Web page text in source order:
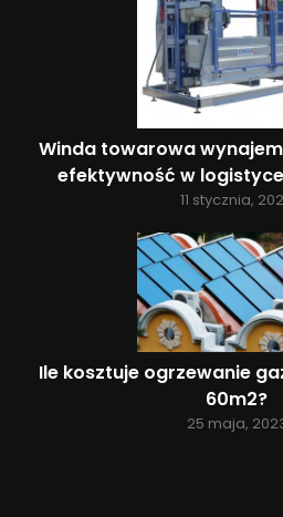
Winda towarowa
efektywność w
11 stycznia,
Ile kosztuje ogrzewanie
60m2?
25 maja,